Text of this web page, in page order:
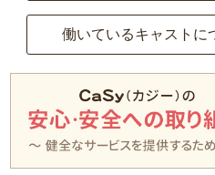
働いているキャストに